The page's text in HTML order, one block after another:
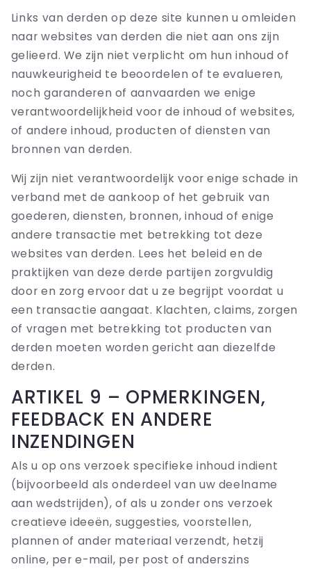
Links van derden op deze site kunnen u omleiden
naar websites van derden die niet aan ons zijn
gelieerd. We zijn niet verplicht om hun inhoud of
nauwkeurigheid te beoordelen of te evalueren,
noch garanderen of aanvaarden we enige
verantwoordelijkheid voor de inhoud of websites,
of andere inhoud, producten of diensten van
bronnen van derden.
Wij zijn niet verantwoordelijk voor enige schade in
verband met de aankoop of het gebruik van
goederen, diensten, bronnen, inhoud of enige
andere transactie met betrekking tot deze
websites van derden. Lees het beleid en de
praktijken van deze derde partijen zorgvuldig
door en zorg ervoor dat u ze begrijpt voordat u
een transactie aangaat. Klachten, claims, zorgen
of vragen met betrekking tot producten van
derden moeten worden gericht aan diezelfde
derden.
ARTIKEL 9 – OPMERKINGEN,
FEEDBACK EN ANDERE
INZENDINGEN
Als u op ons verzoek specifieke inhoud indient
(bijvoorbeeld als onderdeel van uw deelname
aan wedstrijden), of als u zonder ons verzoek
creatieve ideeën, suggesties, voorstellen,
plannen of ander materiaal verzendt, hetzij
online, per e-mail, per post of anderszins